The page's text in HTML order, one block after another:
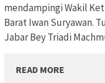
mendampingi Wakil
Barat Iwan Suryawan.
Jabar Bey Triadi
READ MORE